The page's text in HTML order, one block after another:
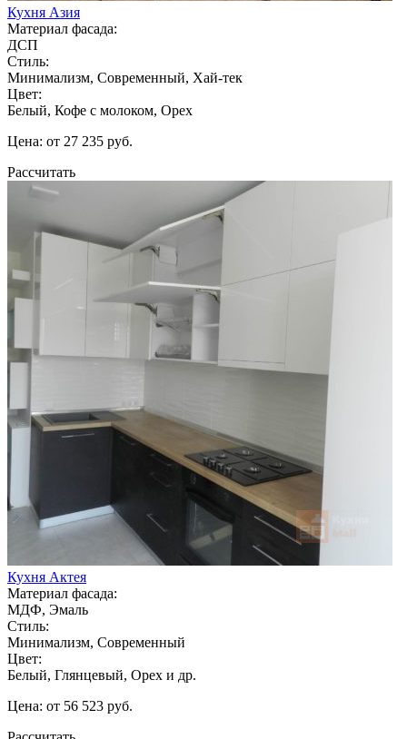
Кухня Азия
Материал фасада:
ДСП
Стиль:
Минимализм, Современный, Хай-тек
Цвет:
Белый, Кофе с молоком, Орех
Цена: от 27 235 руб.
Рассчитать
Кухня Актея
Материал фасада:
МДФ, Эмаль
Стиль:
Минимализм, Современный
Цвет:
Белый, Глянцевый, Орех и др.
Цена: от 56 523 руб.